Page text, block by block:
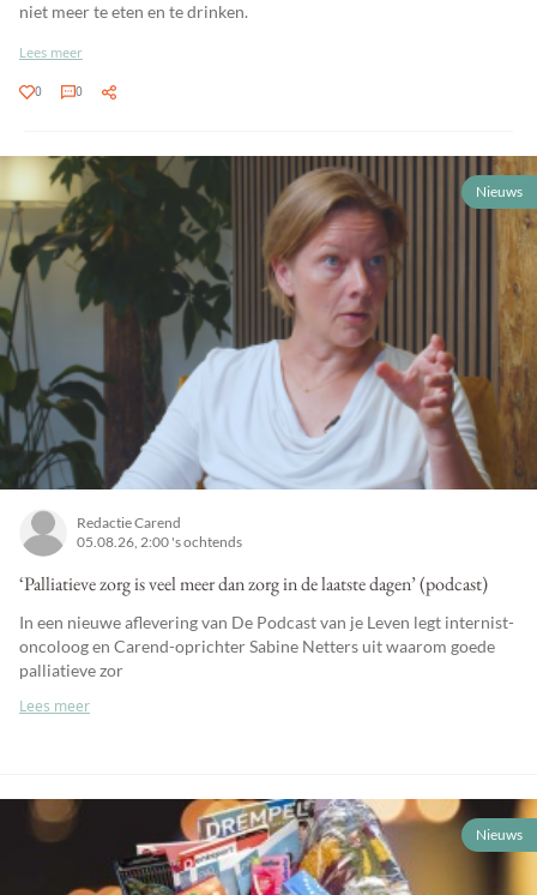
niet meer te eten en te drinken.
Lees meer
0 0
Nieuws
Redactie Carend
05.08.26, 2:00 's ochtends
‘Palliatieve zorg is veel meer dan zorg in de laatste dagen’ (podcast)
In een nieuwe aflevering van De Podcast van je Leven legt internist-
oncoloog en Carend-oprichter Sabine Netters uit waarom goede
palliatieve zor
Lees meer
Nieuws